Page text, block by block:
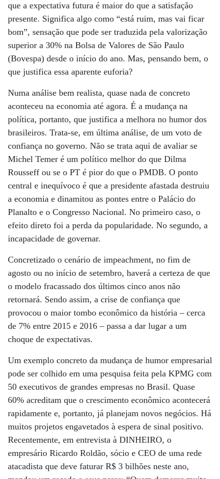
que a expectativa futura é maior do que a satisfação
presente. Significa algo como “está ruim, mas vai ficar
bom”, sensação que pode ser traduzida pela valorização
superior a 30% na Bolsa de Valores de São Paulo
(Bovespa) desde o início do ano. Mas, pensando bem, o
que justifica essa aparente euforia?
Numa análise bem realista, quase nada de concreto
aconteceu na economia até agora. É a mudança na
política, portanto, que justifica a melhora no humor dos
brasileiros. Trata-se, em última análise, de um voto de
confiança no governo. Não se trata aqui de avaliar se
Michel Temer é um político melhor do que Dilma
Rousseff ou se o PT é pior do que o PMDB. O ponto
central e inequívoco é que a presidente afastada destruiu
a economia e dinamitou as pontes entre o Palácio do
Planalto e o Congresso Nacional. No primeiro caso, o
efeito direto foi a perda da popularidade. No segundo, a
incapacidade de governar.
Concretizado o cenário de impeachment, no fim de
agosto ou no início de setembro, haverá a certeza de que
o modelo fracassado dos últimos cinco anos não
retornará. Sendo assim, a crise de confiança que
provocou o maior tombo econômico da história – cerca
de 7% entre 2015 e 2016 – passa a dar lugar a um
choque de expectativas.
Um exemplo concreto da mudança de humor empresarial
pode ser colhido em uma pesquisa feita pela KPMG com
50 executivos de grandes empresas no Brasil. Quase
60% acreditam que o crescimento econômico acontecerá
rapidamente e, portanto, já planejam novos negócios. Há
muitos projetos engavetados à espera de sinal positivo.
Recentemente, em entrevista à DINHEIRO, o
empresário Ricardo Roldão, sócio e CEO de uma rede
atacadista que deve faturar R$ 3 bilhões neste ano,